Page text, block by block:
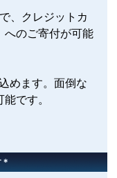
、クレジットカ
へのご寄付が可能
めます。面倒な
です。